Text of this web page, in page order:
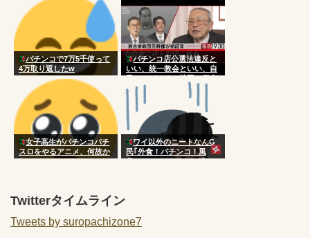
パチンコで7万5千使って
4万取り返したw
パチンコ店公選法違反と
いい、統一教会といい、自
民ってどこまで韓国に侵食
されてんだよｗｗｗｗｗｗ
ｗｗｗ
女子高生がパチンコパチ
スロをやるアニメ、何故か
ない
ワイ以外のニートなんG
民｢外食！パチンコ！風
俗！｣←バイタリティ凄い
Twitterタイムライン
Tweets by suropachizone7